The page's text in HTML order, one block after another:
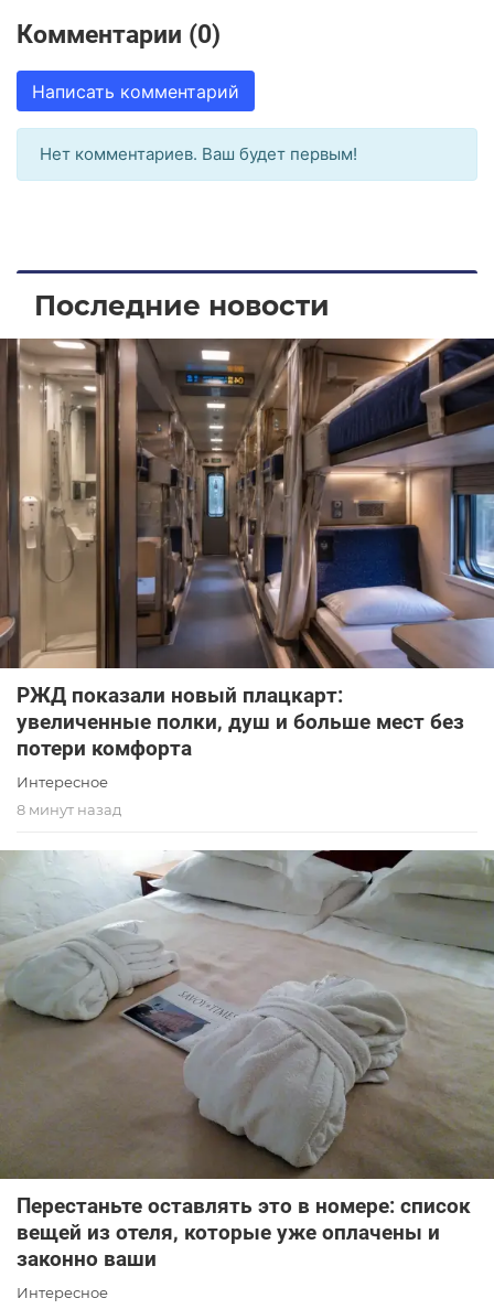
Комментарии (0)
Написать комментарий
Нет комментариев. Ваш будет первым!
Последние новости
РЖД показали новый плацкарт:
увеличенные полки, душ и больше мест без
потери комфорта
Интересное
8 минут назад
Перестаньте оставлять это в номере: список
вещей из отеля, которые уже оплачены и
законно ваши
Интересное